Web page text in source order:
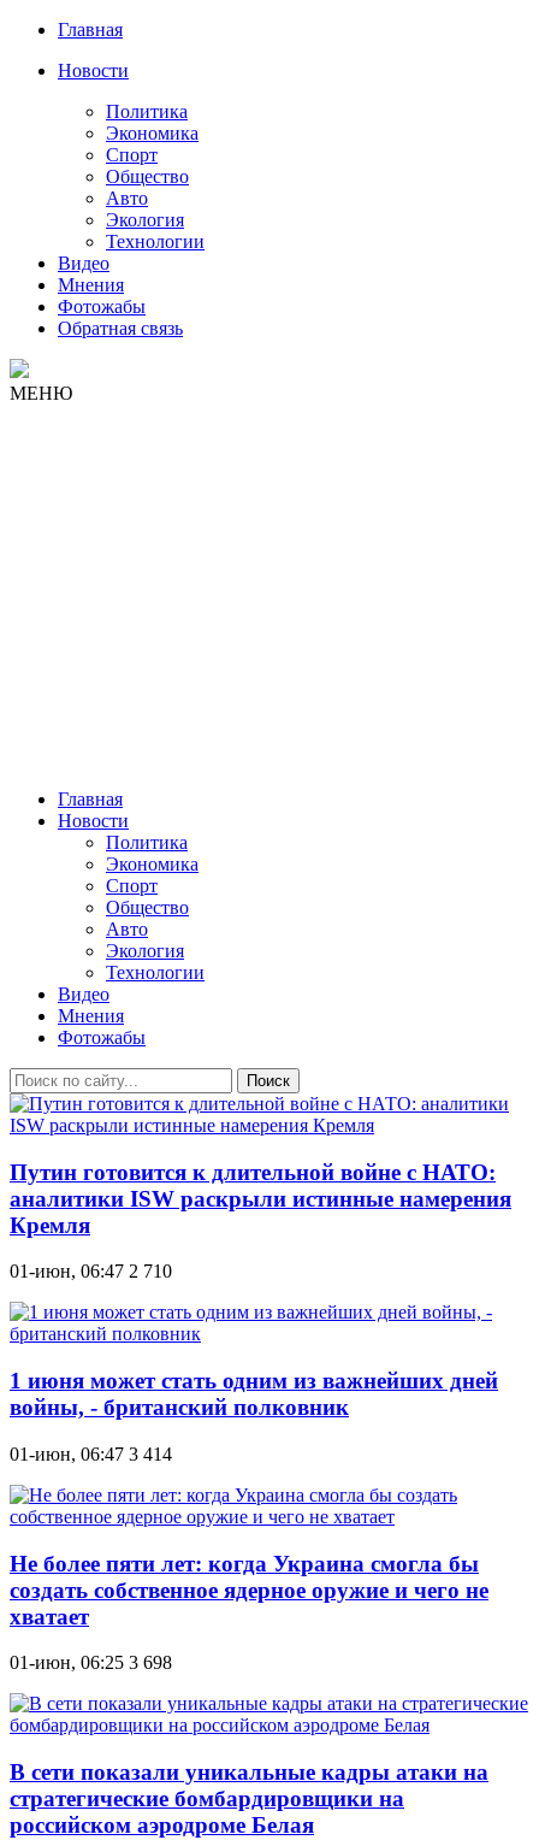
Главная
Новости
Политика
Экономика
Спорт
Общество
Авто
Экология
Технологии
Видео
Мнения
Фотожабы
Обратная связь
МЕНЮ
Главная
Новости
Политика
Экономика
Спорт
Общество
Авто
Экология
Технологии
Видео
Мнения
Фотожабы
Поиск
Путин готовится к длительной войне с НАТО:
аналитики ISW раскрыли истинные намерения
Кремля
01-июн, 06:47 2 710
1 июня может стать одним из важнейших дней
войны, - британский полковник
01-июн, 06:47 3 414
Не более пяти лет: когда Украина смогла бы
создать собственное ядерное оружие и чего не
хватает
01-июн, 06:25 3 698
В сети показали уникальные кадры атаки на
стратегические бомбардировщики на
российском аэродроме Белая